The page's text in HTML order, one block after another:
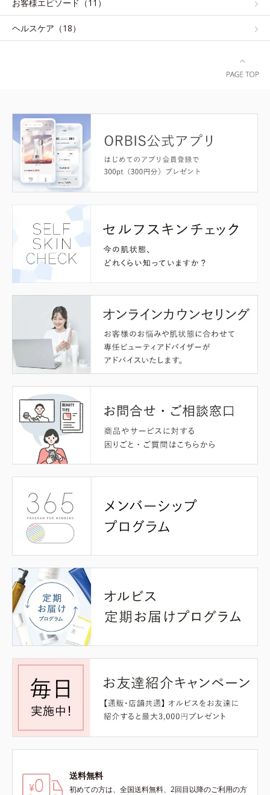
お客様エピソード（11）
ヘルスケア（18）
送料無料
初めての方は、全国送料無料、2回目以降のご利用の方